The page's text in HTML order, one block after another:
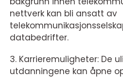
nettverk kan bli ansatt av
databedrifter.
3. Karrieremuligheter: De
utdanningene kan åpne